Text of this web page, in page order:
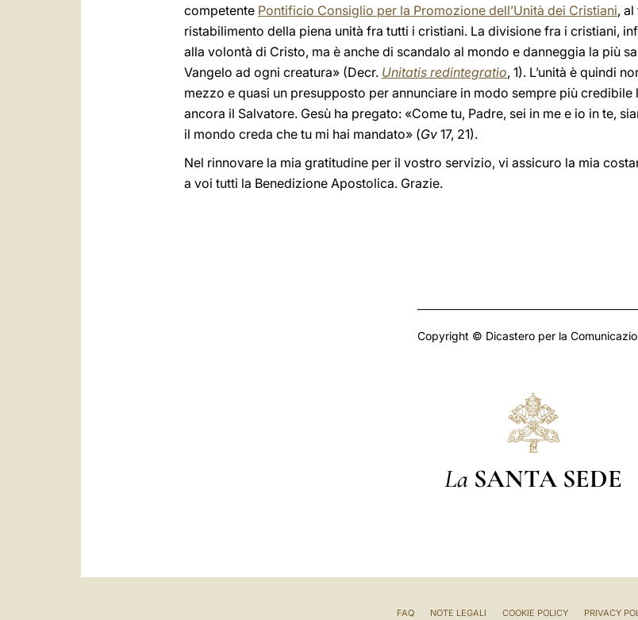
competente Pontificio Consiglio per la Promozione dell’Unità dei Cristiani,
ristabilimento della piena unità fra tutti i cristiani. La divisione fra i cristiani,
alla volontà di Cristo, ma è anche di scandalo al mondo e danneggia la più
Vangelo ad ogni creatura» (Decr. Unitatis redintegratio, 1). L’unità è quindi
mezzo e quasi un presupposto per annunciare in modo sempre più
ancora il Salvatore. Gesù ha pregato: «Come tu, Padre, sei in me e io in te,
il mondo creda che tu mi hai mandato» (Gv 17, 21).
Nel rinnovare la mia gratitudine per il vostro servizio, vi assicuro la mia
a voi tutti la Benedizione Apostolica. Grazie.
Copyright © Dicastero per la
La SANTA SEDE
FAQ NOTE LEGALI COOKIE POLICY PRIVACY